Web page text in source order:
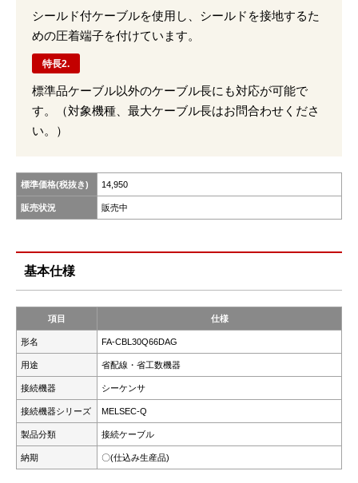
シールド付ケーブルを使用し、シールドを接地するた
めの圧着端子を付けています。
特長2.
標準品ケーブル以外のケーブル長にも対応が可能で
す。（対象機種、最大ケーブル長はお問合わせくださ
い。）
標準価格(税抜き) 14,950
販売状況 販売中
基本仕様
項目 仕様
形名 FA-CBL30Q66DAG
用途 省配線・省工数機器
接続機器 シーケンサ
接続機器シリーズ MELSEC-Q
製品分類 接続ケーブル
納期 〇(仕込み生産品)